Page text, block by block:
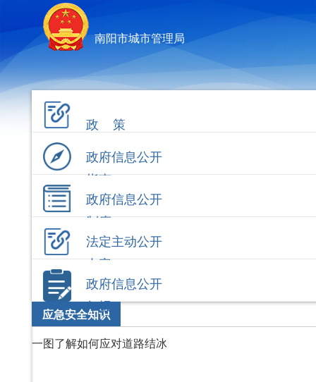
南阳市城市管理局
政 策
政府信息公开
指南
政府信息公开
制度
法定主动公开
内容
政府信息公开
年报
应急安全知识
一图了解如何应对道路结冰